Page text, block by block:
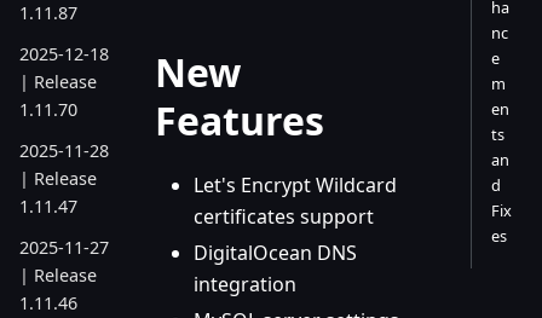
1.11.87
2025-12-18
| Release
1.11.70
2025-11-28
| Release
1.11.47
2025-11-27
| Release
1.11.46
New
Features
Let's Encrypt Wildcard
certificates support
DigitalOcean DNS
integration
ha
nc
e
m
en
ts
an
d
Fix
es